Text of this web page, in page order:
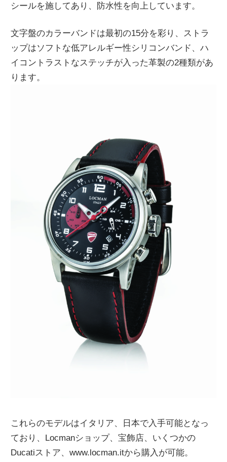
シールを施してあり、防水性を向上しています。
文字盤のカラーバンドは最初の15分を彩り、ストラ
ップはソフトな低アレルギー性シリコンバンド、ハ
イコントラストなステッチが入った革製の2種類があ
ります。
これらのモデルはイタリア、日本で入手可能となっ
ており、Locmanショップ、宝飾店、いくつかの
Ducatiストア、www.locman.itから購入が可能。